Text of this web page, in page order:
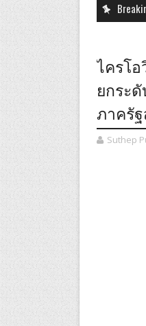
ธุรกิจ ไปรษณีย์ไทย-ไทยรัฐ มอบ
ไครโอ
ยกระ
ภาครั
Suthep